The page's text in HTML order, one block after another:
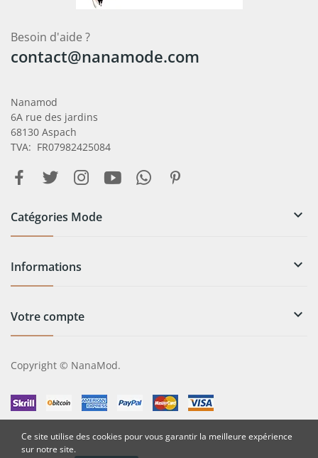
Besoin d'aide ?
contact@nanamode.com
Nanamod
6A rue des jardins
68130 Aspach
TVA: FR07982425084
Catégories Mode 
Informations 
Votre compte 
Copyright © NanaMod.
Ce site utilise des cookies pour vous garantir la meilleure expérience
sur notre site.